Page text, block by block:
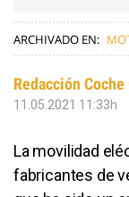
ARCHIVADO EN:
Redacción Coche
11.05.2021 11:33h
La movilidad
fabricantes de